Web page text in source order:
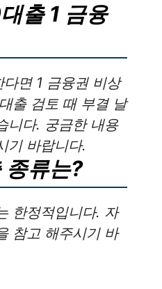
출 1 금융
면 1 금융권 비상
출 검토 때 부결 날
니다. 궁금한 내용
기 바랍니다.
종류는?
한정적입니다. 자
참고 해주시기 바